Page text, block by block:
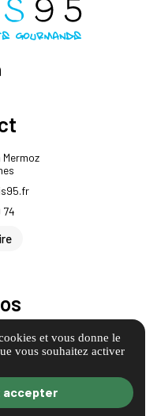
Mermoz
74
et vous donne le
vous souhaitez activer
accepter